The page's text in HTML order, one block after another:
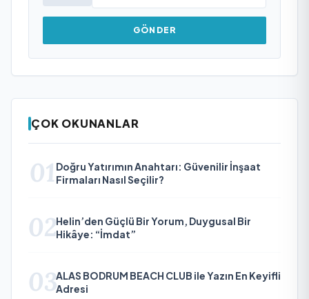
GÖNDER
ÇOK OKUNANLAR
01 Doğru Yatırımın Anahtarı: Güvenilir İnşaat
Firmaları Nasıl Seçilir?
02Helin’den Güçlü Bir Yorum, Duygusal Bir
Hikâye: “İmdat”
03ALAS BODRUM BEACH CLUB ile Yazın En Keyifli
Adresi